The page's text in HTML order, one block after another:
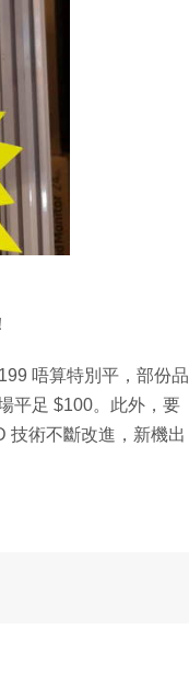
唔算特別平，部份品
平足 $100。此外，要
技術不斷改進，新機出